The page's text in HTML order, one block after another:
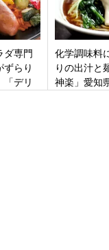
ダ専門
ずらり
「デリ
化学調味料
りの出汁と
神楽」愛知